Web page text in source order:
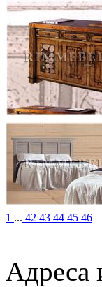
1 ... 42 43 44 45 46
Адреса